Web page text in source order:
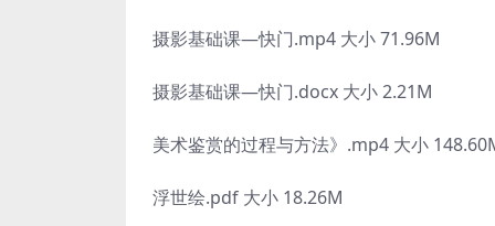
摄影基础课—快门.mp4 大小 71.96M
摄影基础课—快门.docx 大小 2.21M
美术鉴赏的过程与方法》.mp4 大小
浮世绘.pdf 大小 18.26M